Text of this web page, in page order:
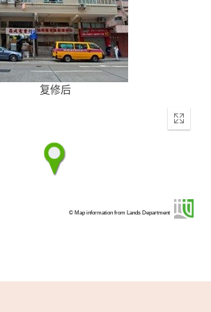
复修后
Enter
© Map information from Lands Department